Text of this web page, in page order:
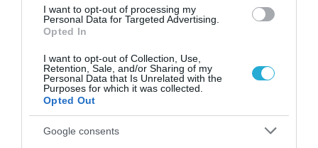
I want to opt-out of processing my
Personal Data for Targeted Advertising.
Opted In
I want to opt-out of Collection, Use,
Retention, Sale, and/or Sharing of my
Personal Data that Is Unrelated with the
Purposes for which it was collected.
Opted Out
Google consents
Αθήνας και έτοιμο να πάρει ξανά τη θέση του
ως σταθερό σημείο αναφοράς στην
αθηναϊκή γαστρονομική σκηνή
. «Θέλω ο
κόσμος να τρώει πραγματικά καλά, να
περνάει όμορφα τον χρόνο του και να
απολαμβάνει την εμπειρία»,
σημειώνει ο